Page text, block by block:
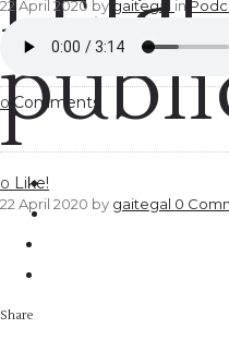
22 April 2020 by gaitegal 0
22 April 2020 by gaitegal in
0 Comments
0 Like!
Share